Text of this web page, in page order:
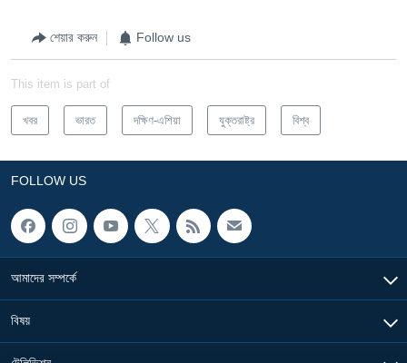
শেয়ার করুন Follow us
This item is part of
খবর ভারত দক্ষিণ-এশিয়া যুক্তরাষ্ট্র বিশ্ব
FOLLOW US
আমাদের সম্পর্কে
বিষয়